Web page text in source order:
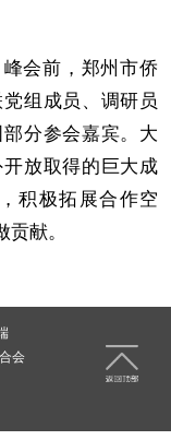
会前，郑州市侨
组成员、调研员
分参会嘉宾。大
放取得的巨大成
积极拓展合作空
献。
会